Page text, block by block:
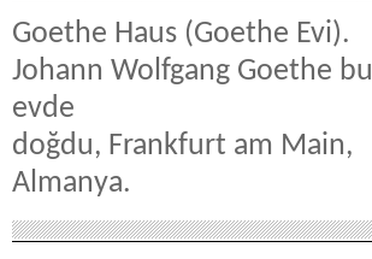
Goethe Haus (Goethe Evi).
Johann Wolfgang Goethe bu
evde
doğdu, Frankfurt am Main,
Almanya.